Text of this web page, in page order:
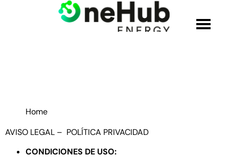
CREDENCIALES
Home
AVISO LEGAL – POLÍTICA PRIVACIDAD
CONDICIONES DE USO: